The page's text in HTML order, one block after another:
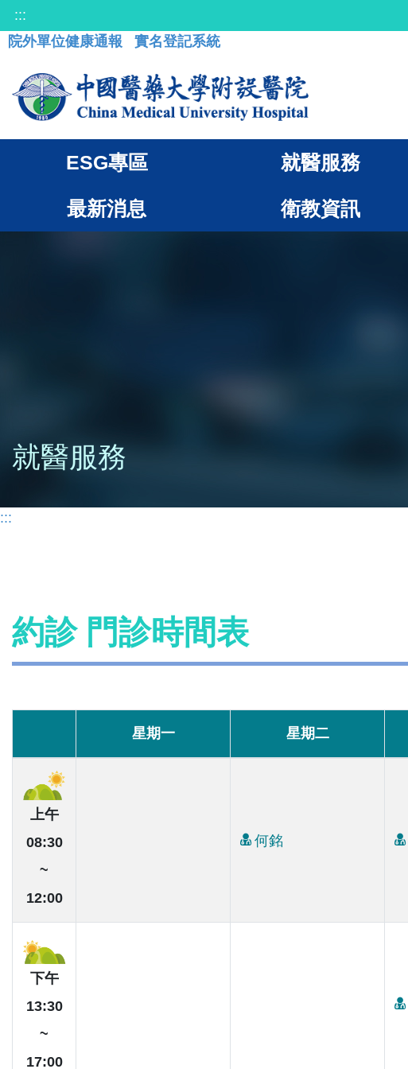
:::
院外單位健康通報
實名登記系統
ESG專區 就醫服務
最新消息 衛教資訊
就醫服務
:::
約診 門診時間表
星期一 星期二
上午
08:30
~
12:00
何銘
下午
13:30
~
17:00